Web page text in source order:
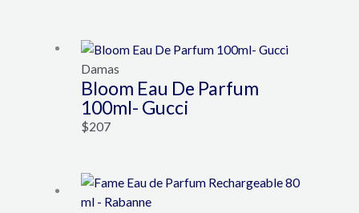
Damas
Bloom Eau De Parfum
100ml- Gucci
$207